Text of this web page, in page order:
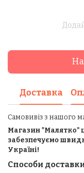
Доставка
Самовивіз з нашого
Магазин "Малятко"
забезпечуємо
Україні!
Способи